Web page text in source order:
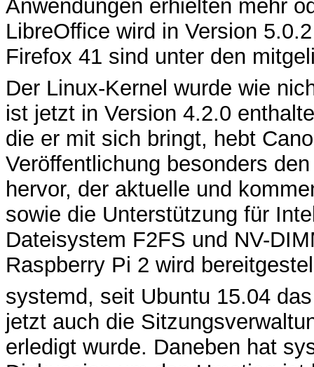
Anwendungen erhielten mehr
LibreOffice wird in Version
Firefox 41 sind unter den
Der Linux-Kernel wurde wie
ist jetzt in Version 4.2.0
die er mit sich bringt, hebt
Veröffentlichung besonders
hervor, der aktuelle und
sowie die Unterstützung für
Dateisystem F2FS und NV-
Raspberry Pi 2 wird
systemd, seit Ubuntu 15.04
jetzt auch die
erledigt wurde. Daneben hat